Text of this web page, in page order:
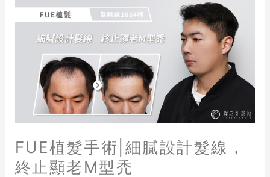
FUE植髮手術|細膩設計髮線，
終止顯老M型禿